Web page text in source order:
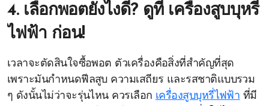
4. เลือกพอตยังไงดี? ดูที่ เครื่องสูบบุหรี่
ไฟฟ้า ก่อน!
เวลาจะตัดสินใจซื้อพอต ตัวเครื่องคือสิ่งที่สำคัญที่สุด
เพราะมันกำหนดฟีลสูบ ความเสถียร และรสชาติแบบรวม
ๆ ดังนั้นไม่ว่าจะรุ่นไหน ควรเลือก เครื่องสูบบุหรี่ไฟฟ้า ที่มี